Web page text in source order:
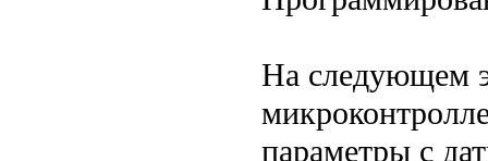
На следующем
параметры с